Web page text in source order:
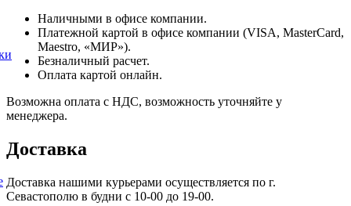
Наличными в офисе компании.
Платежной картой в офисе компании (VISA, MasterCard,
Maestro, «МИР»).
Безналичный расчет.
Оплата картой онлайн.
Возможна оплата с НДС, возможность уточняйте у
менеджера.
Доставка
Доставка нашими курьерами осуществляется по г.
Севастополю в будни с 10-00 до 19-00.